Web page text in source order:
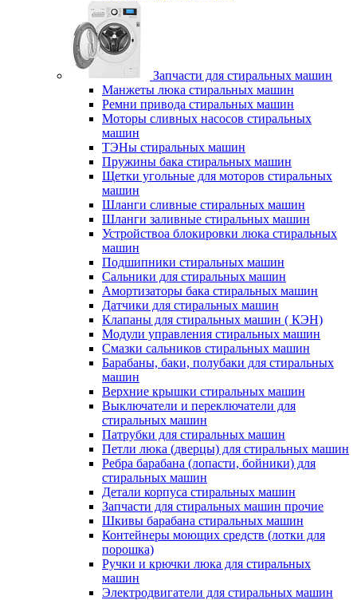
Запчасти для стиральных машин
Манжеты люка стиральных машин
Ремни привода стиральных машин
Моторы сливных насосов стиральных
машин
ТЭНы стиральных машин
Пружины бака стиральных машин
Щетки угольные для моторов стиральных
машин
Шланги сливные стиральных машин
Шланги заливные стиральных машин
Устройствоа блокировки люка стиральных
машин
Подшипники стиральных машин
Сальники для стиральных машин
Амортизаторы бака стиральных машин
Датчики для стиральных машин
Клапаны для стиральных машин ( КЭН)
Модули управления стиральных машин
Смазки сальников стиральных машин
Барабаны, баки, полубаки для стиральных
машин
Верхние крышки стиральных машин
Выключатели и переключатели для
стиральных машин
Патрубки для стиральных машин
Петли люка (дверцы) для стиральных машин
Ребра барабана (лопасти, бойники) для
стиральных машин
Детали корпуса стиральных машин
Запчасти для стиральных машин прочие
Шкивы барабана стиральных машин
Контейнеры моющих средств (лотки для
порошка)
Ручки и крючки люка для стиральных
машин
Электродвигатели для стиральных машин